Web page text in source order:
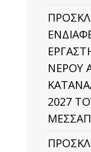
ΝΕΡΟΥ
2027